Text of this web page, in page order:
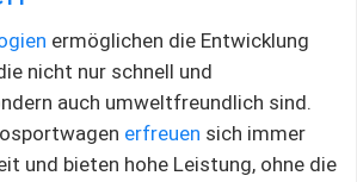
ermöglichen die Entwicklung
nicht nur schnell und
auch umweltfreundlich sind.
erfreuen sich immer
und bieten hohe Leistung, ohne die